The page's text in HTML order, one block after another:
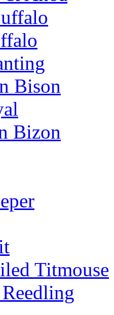
Bison
Bizon
Titmouse